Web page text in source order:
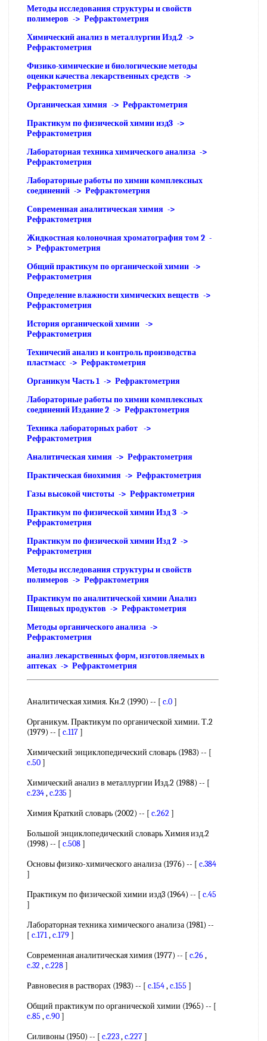
Методы исследования структуры и свойств
полимеров -> Рефрактометрия
Химический анализ в металлургии Изд.2 ->
Рефрактометрия
Физико-химические и биологические методы
оценки качества лекарственных средств ->
Рефрактометрия
Органическая химия -> Рефрактометрия
Практикум по физической химии изд3 ->
Рефрактометрия
Лабораторная техника химического анализа ->
Рефрактометрия
Лабораторные работы по химии комплексных
соединений -> Рефрактометрия
Современная аналитическая химия ->
Рефрактометрия
Жидкостная колоночная хроматография том 2 -
> Рефрактометрия
Общий практикум по органической химии ->
Рефрактометрия
Определение влажности химических веществ ->
Рефрактометрия
История органической химии ->
Рефрактометрия
Техничесий анализ и контроль производства
пластмасс -> Рефрактометрия
Органикум Часть 1 -> Рефрактометрия
Лабораторные работы по химии комплексных
соединений Издание 2 -> Рефрактометрия
Техника лабораторных работ ->
Рефрактометрия
Аналитическая химия -> Рефрактометрия
Практическая биохимия -> Рефрактометрия
Газы высокой чистоты -> Рефрактометрия
Практикум по физической химии Изд 3 ->
Рефрактометрия
Практикум по физической химии Изд 2 ->
Рефрактометрия
Методы исследования структуры и свойств
полимеров -> Рефрактометрия
Практикум по аналитической химии Анализ
Пищевых продуктов -> Рефрактометрия
Методы органического анализа ->
Рефрактометрия
анализ лекарственных форм, изготовляемых в
аптеках -> Рефрактометрия
Аналитическая химия. Кн.2 (1990) -- [ c.0]
Органикум. Практикум по органической химии. Т.2
(1979) -- [ c.117]
Химический энциклопедический словарь (1983) -- [
c.50]
Химический анализ в металлургии Изд.2 (1988) -- [
c.234,c.235 ]
Химия Краткий словарь (2002) -- [ c.262]
Большой энциклопедический словарь Химия изд.2
(1998) -- [ c.508]
Основы физико-химического анализа (1976) -- [ c.384
]
Практикум по физической химии изд3 (1964) -- [ c.45
]
Лабораторная техника химического анализа (1981) --
[ c.171,c.179]
Современная аналитическая химия (1977) -- [ c.26,
c.32,c.228]
Равновесия в растворах (1983) -- [ c.154,c.155 ]
Общий практикум по органической химии (1965) -- [
c.85 ,c.90]
Силивоны (1950) -- [ c.223,c.227]